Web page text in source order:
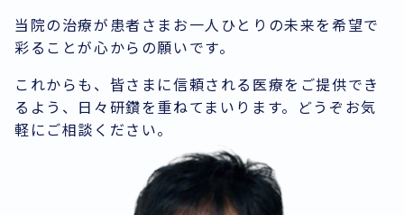
当院の治療が患者さまお一人ひとりの未来を希望で
彩ることが心からの願いです。
これからも、皆さまに信頼される医療をご提供でき
るよう、日々研鑽を重ねてまいります。どうぞお気
軽にご相談ください。